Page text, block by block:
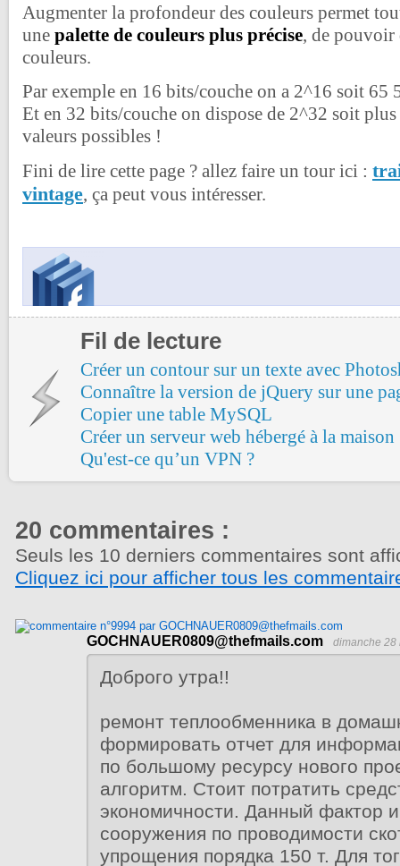
Augmenter la profondeur des couleurs permet
une palette de couleurs plus précise, de pouvoir
couleurs.
Par exemple en 16 bits/couche on a 2^16 soit 65
Et en 32 bits/couche on dispose de 2^32 soit
valeurs possibles !
Fini de lire cette page ? allez faire un tour ici :
vintage, ça peut vous intéresser.
Fil de lecture
Créer un contour sur un texte avec
Connaître la version de jQuery sur une
Copier une table MySQL
Créer un serveur web hébergé à la maison
Qu'est-ce qu’un VPN ?
20 commentaires :
Seuls les 10 derniers commentaires sont
Cliquez ici pour afficher tous les
GOCHNAUER0809@thefmails.com dimanche 28
Доброго утра!!
ремонт теплообменника в
формировать отчет для
по большому ресурсу нового
алгоритм. Стоит потратить
экономичности. Данный фактор
сооружения по проводимости
упрощения порядка 150 т. Для